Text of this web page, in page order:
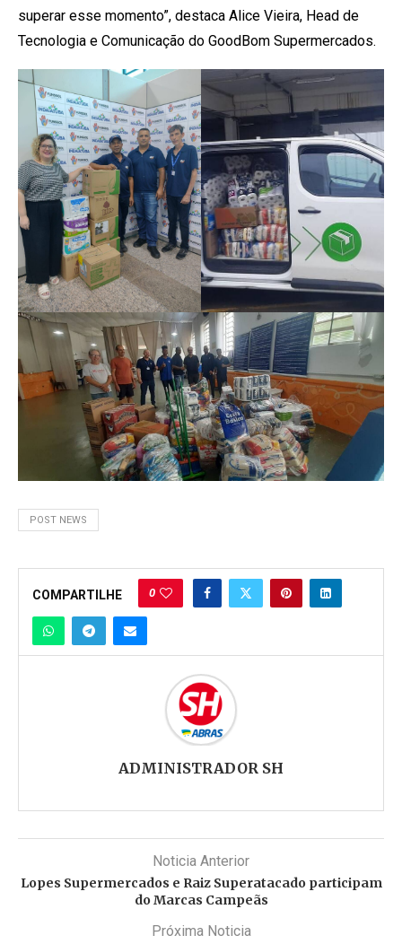
superar esse momento”, destaca Alice Vieira, Head de
Tecnologia e Comunicação do GoodBom Supermercados.
POST NEWS
COMPARTILHE 0
ADMINISTRADOR SH
Noticia Anterior
Lopes Supermercados e Raiz Superatacado participam
do Marcas Campeãs
Próxima Noticia